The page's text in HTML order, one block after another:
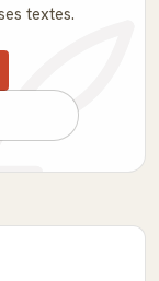
textes.